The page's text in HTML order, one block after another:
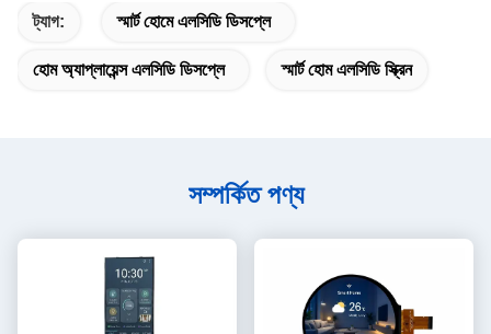
ট্যাগ: স্মার্ট হোমে এলসিডি ডিসপ্লে
হোম অ্যাপ্লায়েন্স এলসিডি ডিসপ্লে স্মার্ট হোম এলসিডি স্ক্রিন
সম্পর্কিত পণ্য